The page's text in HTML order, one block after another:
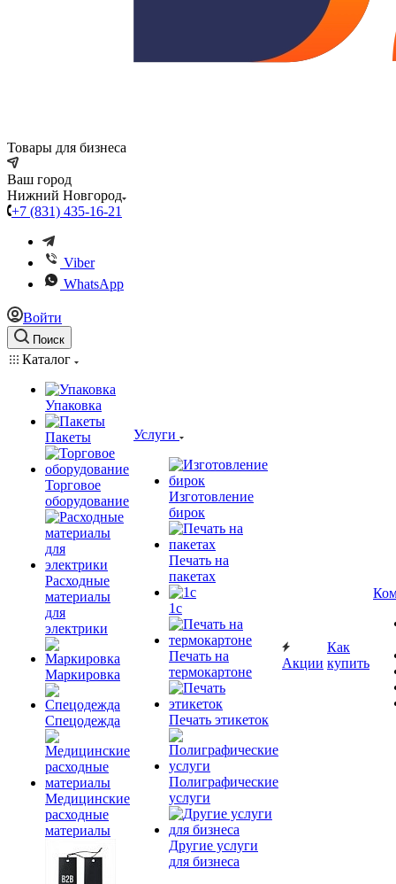
Товары для бизнеса
Ваш город
Нижний Новгород
+7 (831) 435-16-21
Viber
WhatsApp
Войти
Поиск
Каталог
Упаковка
Пакеты
Торговое
оборудование
Расходные
материалы
для
электрики
Маркировка
Спецодежда
Медицинские
расходные
материалы
Услуги
Изготовление
бирок
Печать на
пакетах
1c
Печать на
термокартоне
Печать этикеток
Полиграфические
услуги
Другие услуги
для бизнеса
Акции
Как
купить